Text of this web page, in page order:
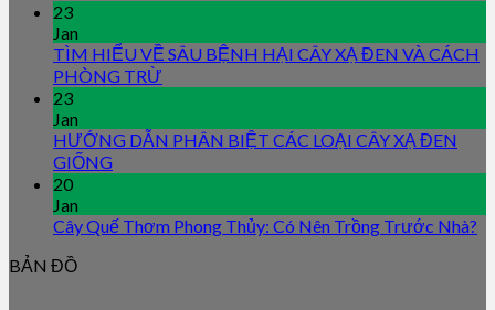
23
Jan
TÌM HIỂU VỀ SÂU BỆNH HẠI CÂY XẠ ĐEN VÀ CÁCH
PHÒNG TRỪ
23
Jan
HƯỚNG DẪN PHÂN BIỆT CÁC LOẠI CÂY XẠ ĐEN
GIỐNG
20
Jan
Cây Quế Thơm Phong Thủy: Có Nên Trồng Trước Nhà?
BẢN ĐỒ